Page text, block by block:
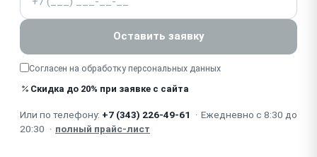
гидроизоляция)
на экране)
Сломан / не фиксируется ремешок (механизм
крепления)
Оставить заявку
Согласен на обработку персональных данных
Скидка до 20% при заявке с сайта
Или по телефону: +7 (343) 226-49-61 · Ежедневно с 8:30 до
20:30 · полный прайс-лист